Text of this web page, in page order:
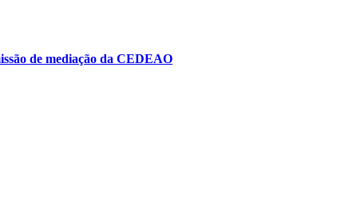
de mediação da CEDEAO